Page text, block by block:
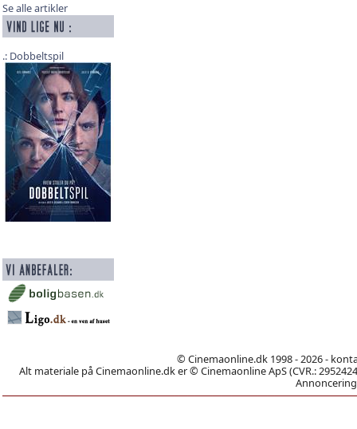
Se alle artikler
Dobbeltspil
© Cinemaonline.dk 1998 - 2026 -
Alt materiale på Cinemaonline.dk er © Cinemaonline ApS (CVR.: